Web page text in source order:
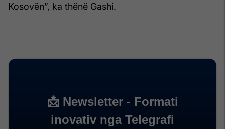
Kosovën”, ka thënë Gashi.